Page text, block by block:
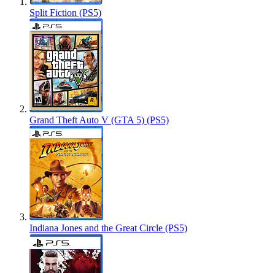
Split Fiction (PS5)
Grand Theft Auto V (GTA 5) (PS5)
Indiana Jones and the Great Circle (PS5)